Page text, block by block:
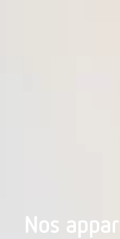
Nos